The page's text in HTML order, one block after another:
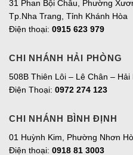
31 Phan Bội Châu, Phường
Tp.Nha Trang, Tỉnh Khánh Hòa
Điện thoại: 0915 623 979
CHI NHÁNH HẢI PHÒNG
508B Thiên Lôi – Lê Chân – Hải
Điện Thoại: 0972 274 123
CHI NHÁNH BÌNH ĐỊNH
01 Huỳnh Kim, Phường Nhơn
Điện thoại: 0918 81 3003